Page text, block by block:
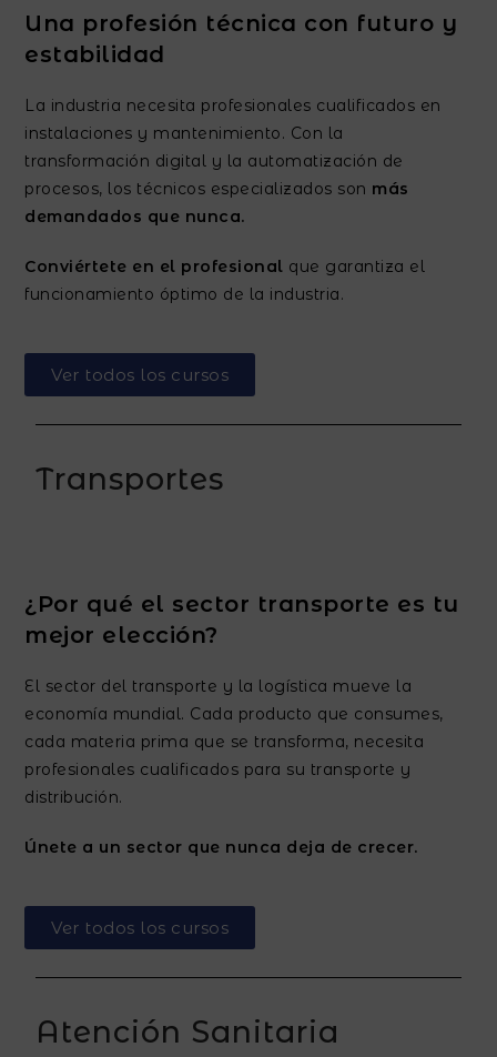
Una profesión técnica con futuro y
estabilidad
La industria necesita profesionales cualificados en
instalaciones y mantenimiento. Con la
transformación digital y la automatización de
procesos, los técnicos especializados son más
demandados que nunca.
Conviértete en el profesional que garantiza el
funcionamiento óptimo de la industria.
Ver todos los cursos
Transportes
¿Por qué el sector transporte es tu
mejor elección?
El sector del transporte y la logística mueve la
economía mundial. Cada producto que consumes,
cada materia prima que se transforma, necesita
profesionales cualificados para su transporte y
distribución.
Únete a un sector que nunca deja de crecer.
Ver todos los cursos
Atención Sanitaria